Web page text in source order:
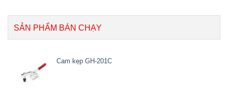
SẢN PHẨM BÁN CHẠY
Cam kẹp GH-201C